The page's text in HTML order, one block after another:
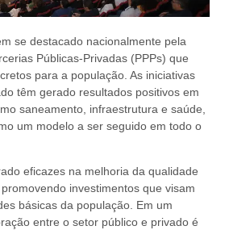
se destacado nacionalmente pela
Públicas-Privadas (PPPs) que
para a população. As iniciativas
têm gerado resultados positivos em
saneamento, infraestrutura e saúde,
um modelo a ser seguido em todo o
eficazes na melhoria da qualidade
investimentos que visam
básicas da população. Em um
entre o setor público e privado é